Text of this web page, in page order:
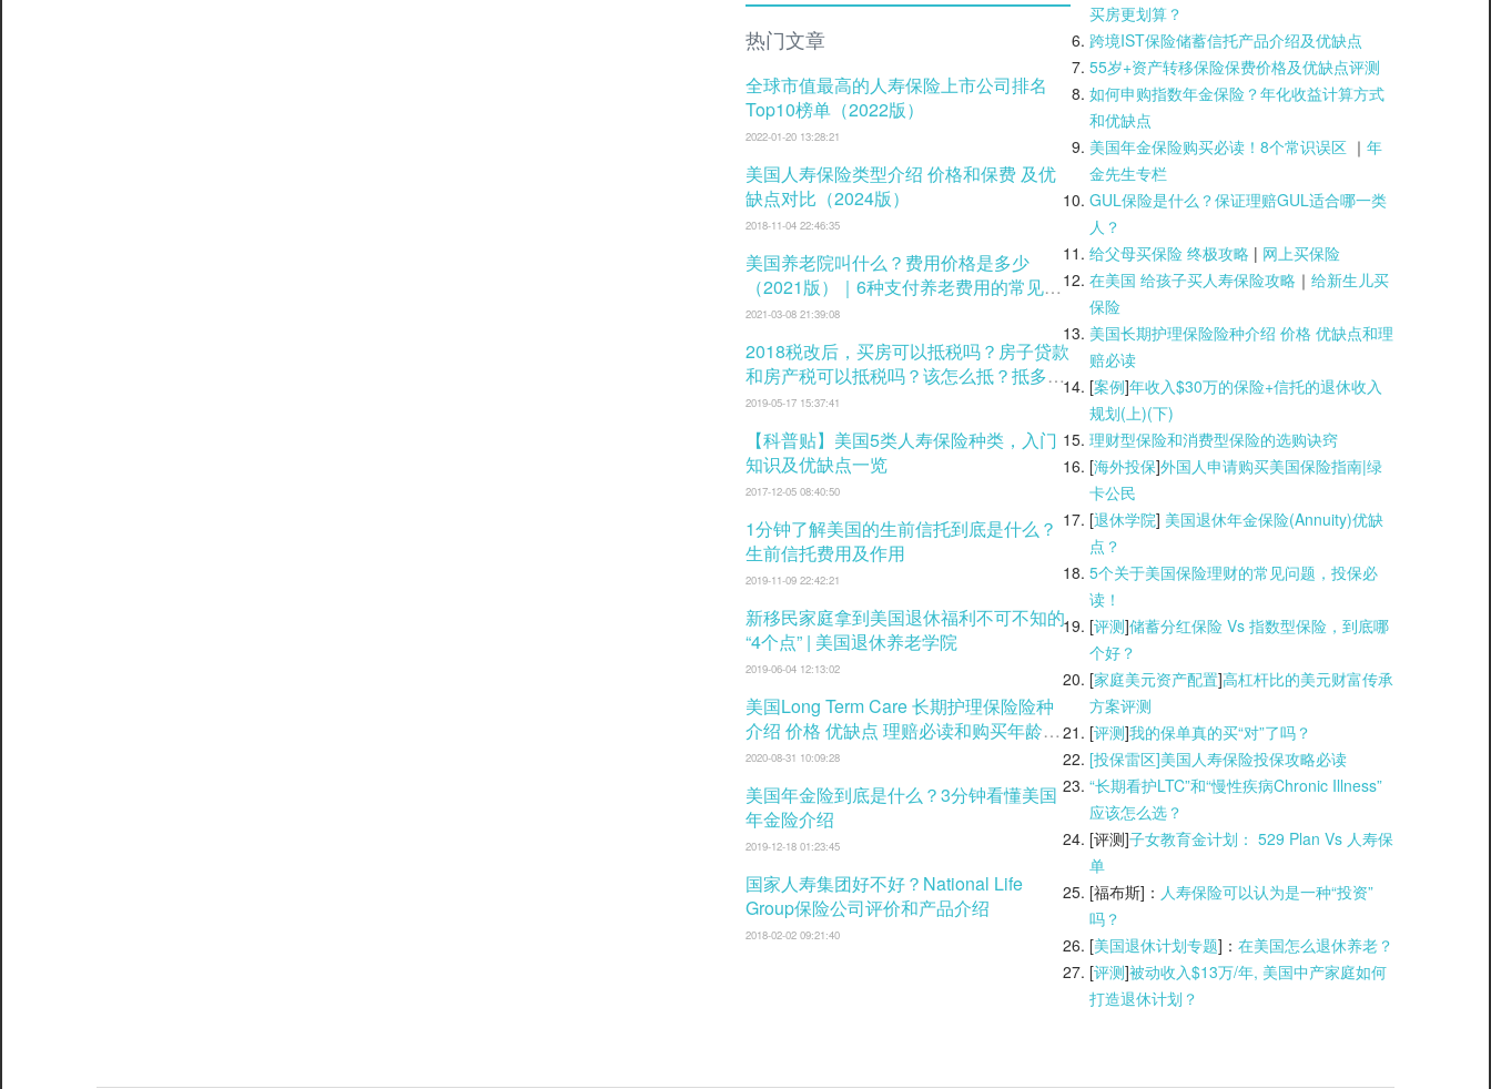
买房更划算？
跨境IST保险储蓄信托产品介绍及优缺点
55岁+资产转移保险保费价格及优缺点评测
如何申购指数年金保险？年化收益计算方式
和优缺点
美国年金保险购买必读！8个常识误区 ｜ 年
金先生专栏
GUL保险是什么？保证理赔GUL适合哪一类
人？
给父母买保险 终极攻略 | 网上买保险
在美国 给孩子买人寿保险攻略 ｜ 给新生儿买
保险
美国长期护理保险险种介绍 价格 优缺点和理
赔必读
[案例]年收入$30万的保险+信托的退休收入
规划(上)(下)
理财型保险和消费型保险的选购诀窍
[海外投保]外国人申请购买美国保险指南|绿
卡公民
[退休学院] 美国退休年金保险(Annuity)优缺
点？
5个关于美国保险理财的常见问题，投保必
读！
[评测]储蓄分红保险 Vs 指数型保险，到底哪
个好？
[家庭美元资产配置]高杠杆比的美元财富传承
方案评测
[评测]我的保单真的买“对”了吗？
[投保雷区]美国人寿保险投保攻略必读
“长期看护LTC”和“慢性疾病Chronic Illness”
应该怎么选？
[评测]子女教育金计划： 529 Plan Vs 人寿保
单
[福布斯]： 人寿保险可以认为是一种“投资”
吗？
[美国退休计划专题]： 在美国怎么退休养老？
[评测]被动收入$13万/年, 美国中产家庭如何
打造退休计划？
热门文章
全球市值最高的人寿保险上市公司排名
Top10榜单（2022版）
2022-01-20 13:28:21
美国人寿保险类型介绍 价格和保费 及优
缺点对比（2024版）
2018-11-04 22:46:35
美国养老院叫什么？费用价格是多少
（2021版）｜6种支付养老费用的常见方
式
2021-03-08 21:39:08
2018税改后，买房可以抵税吗？房子贷款
和房产税可以抵税吗？该怎么抵？抵多少
税？
2019-05-17 15:37:41
【科普贴】美国5类人寿保险种类，入门
知识及优缺点一览
2017-12-05 08:40:50
1分钟了解美国的生前信托到底是什么？
生前信托费用及作用
2019-11-09 22:42:21
新移民家庭拿到美国退休福利不可不知的
“4个点” | 美国退休养老学院
2019-06-04 12:13:02
美国Long Term Care 长期护理保险险种
介绍 价格 优缺点 理赔必读和购买年龄窗
口
2020-08-31 10:09:28
美国年金险到底是什么？3分钟看懂美国
年金险介绍
2019-12-18 01:23:45
国家人寿集团好不好？National Life
Group保险公司评价和产品介绍
2018-02-02 09:21:40